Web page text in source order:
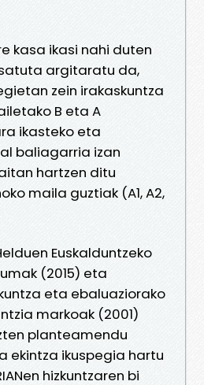
kasa ikasi nahi duten
argitaratu da,
zein irakaskuntza
B eta A
ikasteko eta
baliagarria izan
hartzen ditu
maila guztiak (A1, A2,
Euskalduntzeko
(2015) eta
eta ebaluaziorako
markoak (2001)
planteamendu
ekintza ikuspegia hartu
hizkuntzaren bi